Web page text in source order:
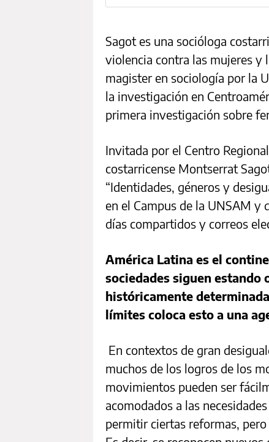
Sagot es una socióloga
violencia contra las mujeres y
magister en sociología por la
la investigación en
primera investigación sobre
Invitada por el Centro
costarricense Montserrat
“Identidades, géneros y
en el Campus de la UNSAM
días compartidos y correos
América Latina es el
sociedades siguen estando
históricamente
límites coloca esto a una
En contextos de gran
muchos de los logros de los
movimientos pueden ser
acomodados a las
permitir ciertas reformas,